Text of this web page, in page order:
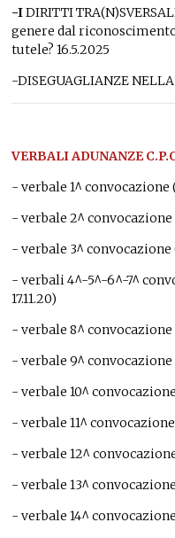
-IDIRITTI
genere dal
tutele? 16.5.2025
-DISEGUAGLIANZE NELLA
VERBALI ADUNANZE
- verbale 1^ convocazione
- verbale 2^ convocazione
- verbale 3^ convocazione
-verbali 4^-5^-6^-7^
17.11.20)
- verbale 8^ convocazione
- verbale 9^ convocazione
- verbale 10^ convocazione
- verbale 11^ convocazione
- verbale 12^
- verbale 13^
- verbale 14^ convocazione